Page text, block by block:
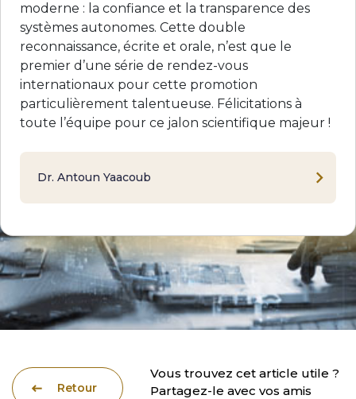
moderne : la confiance et la transparence des
systèmes autonomes. Cette double
reconnaissance, écrite et orale, n’est que le
premier d’une série de rendez-vous
internationaux pour cette promotion
particulièrement talentueuse. Félicitations à
toute l’équipe pour ce jalon scientifique majeur !
Dr. Antoun Yaacoub
Retour
Vous trouvez cet article utile ?
Partagez-le avec vos amis